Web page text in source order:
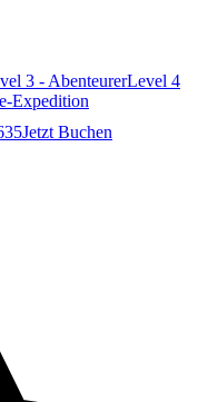
3 - AbenteurerLevel 4
Expedition
Jetzt Buchen